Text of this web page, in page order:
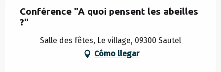
Conférence "A quoi pensent les abeilles
?"
Salle des fêtes, Le village, 09300 Sautel
Cómo llegar